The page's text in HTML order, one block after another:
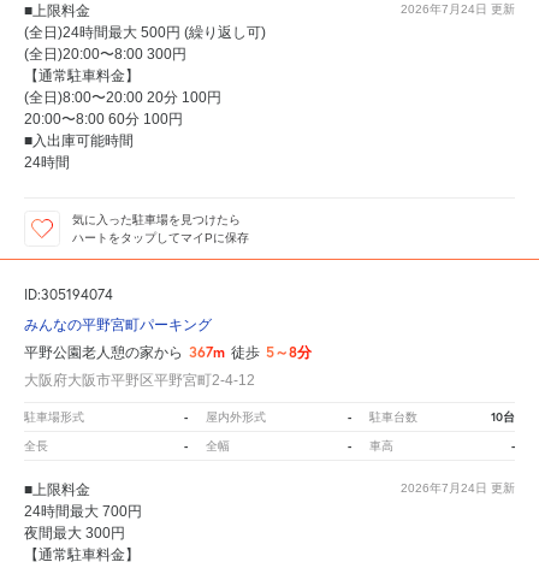
2026年7月24日 更新
■上限料金
(全日)24時間最大 500円 (繰り返し可)
(全日)20:00〜8:00 300円
【通常駐車料金】
(全日)8:00〜20:00 20分 100円
20:00〜8:00 60分 100円
■入出庫可能時間
24時間
気に入った駐車場を見つけたら
ハートをタップしてマイPに保存
ID:305194074
みんなの平野宮町パーキング
平野公園老人憩の家から 367m 徒歩 5～8分
大阪府大阪市平野区平野宮町2-4-12
駐車場形式 - 屋内外形式 - 駐車台数 10台
全長 - 全幅 - 車高 -
2026年7月24日 更新
■上限料金
24時間最大 700円
夜間最大 300円
【通常駐車料金】